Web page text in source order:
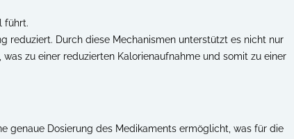
führt.
reduziert. Durch diese Mechanismen unterstützt es nicht nur
zu einer reduzierten Kalorienaufnahme und somit zu einer
genaue Dosierung des Medikaments ermöglicht, was für die